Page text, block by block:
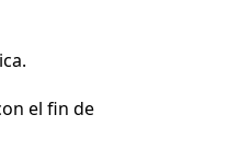
el fin de